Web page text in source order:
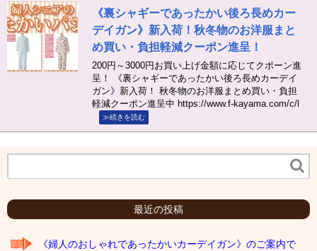
《裏シャギーであったかい後ろ長めカー
デイガン》新入荷！秋冬物のお洋服まと
め買い・負担軽減クーポン進呈！
200円～3000円お買い上げ金額に応じてクポーン進
呈！ 《裏シャギーであったかい後ろ長めカーデイ
ガン》新入荷！ 秋冬物のお洋服まとめ買い・負担
軽減クーポン進呈中 https://www.f-kayama.com/c/l
≫続きを読む
最近の投稿
《婦人のおしゃれであったかいカーデイガン》のご案内で